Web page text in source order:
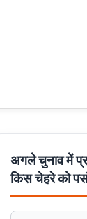
अगले चुनाव में
किस चेहरे को